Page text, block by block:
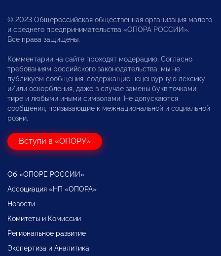
© 2023 Общероссийская общественная организация малого
и среднего предпринимательства «ОПОРА РОССИИ».
Все права защищены.
Комментарии на сайте проходят модерацию. Согласно
требованиям российского законодательства, мы не
публикуем сообщения, содержащие нецензурную лексику
и/или оскорбления, даже в случае замены букв точками,
тире и любыми иными символами. Не допускаются
сообщения, призывающие к межнациональной и социальной
розни.
Вступи в «ОПОРУ»
Об «ОПОРЕ РОССИИ»
Ассоциация «НП «ОПОРА»
Новости
Комитеты и Комиссии
Региональное развитие
Экспертиза и Аналитика